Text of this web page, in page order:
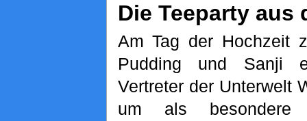
Die Teeparty aus
Am Tag der Hochzeit
Pudding und Sanji
Vertreter der Unterwelt
um als besondere